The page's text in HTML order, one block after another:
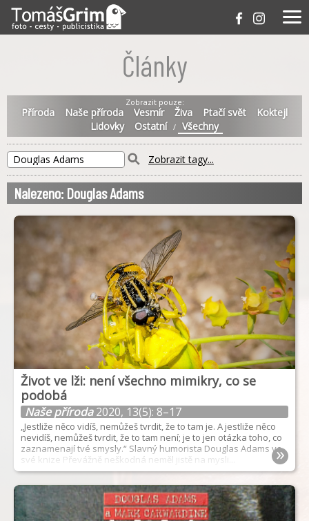
Články
Zobrazit pouze:
Příroda Naše příroda Vesmír Živa Ptačí svět
Koktejl
Lidovky
Ostatní / Všechny
Zobrazit tagy...
Nalezeno: Douglas Adams
Život ve lži: není všechno mimikry, co se
podobá
Naše příroda2020, 13(5): 8–17
„Jestliže něco vidíš, nemůžeš tvrdit, že to tam je. A jestliže něco
nevidíš, nemůžeš tvrdit, že to tam není; je to jen otázka toho, co
zaznamenají tvé smysly.“ Slavný humorista Douglas Adams ve
své knize Převážně neškodná neměl jistě na mysli...
»